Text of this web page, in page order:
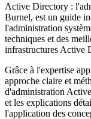
Active Directory :
Burnel, est un guide
l'administration
techniques et des
infrastructures Active
Grâce à l'expertise
approche claire et
d'administration
et les explications
l'application des